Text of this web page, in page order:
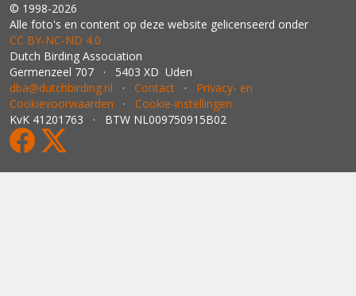
© 1998-2026
Alle foto's en content op deze website gelicenseerd onder
CC BY‑NC‑ND 4.0
Dutch Birding Association
Germenzeel 707 · 5403 XD Uden
dba@dutchbirding.nl · Contact · Privacy- en
Cookievoorwaarden · Cookie-instellingen
KvK 41201763 · BTW NL009750915B02